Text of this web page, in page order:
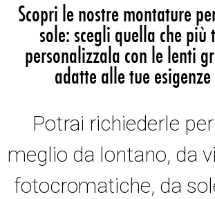
Scopri le nostre montature
sole: scegli quella che più
personalizzala con le lenti
adatte alle tue
Potrai richiederle
meglio da lontano, da
fotocromatiche, da